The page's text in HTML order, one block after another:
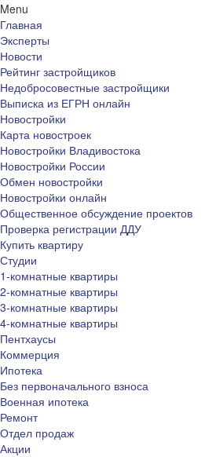
Menu
Главная
Эксперты
Новости
Рейтинг застройщиков
Недобросовестные застройщики
Выписка из ЕГРН онлайн
Новостройки
Карта новостроек
Новостройки Владивостока
Новостройки России
Обмен новостройки
Новостройки онлайн
Общественное обсуждение проектов
Проверка регистрации ДДУ
Купить квартиру
Студии
1-комнатные квартиры
2-комнатные квартиры
3-комнатные квартиры
4-комнатные квартиры
Пентхаусы
Коммерция
Ипотека
Без первоначального взноса
Военная ипотека
Ремонт
Отдел продаж
Акции